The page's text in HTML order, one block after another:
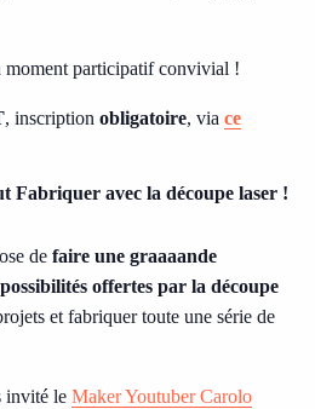
participatif convivial !
, inscriptionobligatoire, viace
Fabriquer avec la découpe laser !
de faire une graaaande
offertes par la découpe
et fabriquer toute une série de
invité le Maker Youtuber Carolo